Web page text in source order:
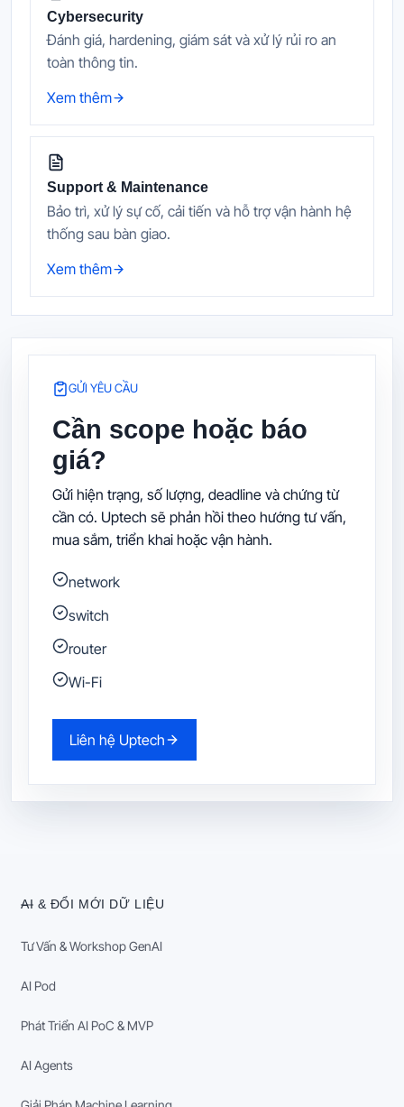
Cybersecurity
Đánh giá, hardening, giám sát và xử lý rủi ro an
toàn thông tin.
Xem thêm
Support & Maintenance
Bảo trì, xử lý sự cố, cải tiến và hỗ trợ vận hành hệ
thống sau bàn giao.
Xem thêm
GỬI YÊU CẦU
Cần scope hoặc báo
giá?
Gửi hiện trạng, số lượng, deadline và chứng từ
cần có. Uptech sẽ phản hồi theo hướng tư vấn,
mua sắm, triển khai hoặc vận hành.
network
switch
router
Wi-Fi
Liên hệ Uptech
AI & ĐỔI MỚI DỮ LIỆU
Tư Vấn & Workshop GenAI
AI Pod
Phát Triển AI PoC & MVP
AI Agents